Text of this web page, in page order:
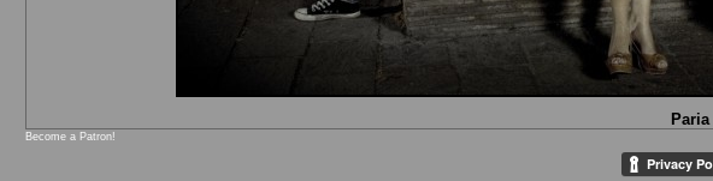
Paria
Become a Patron!